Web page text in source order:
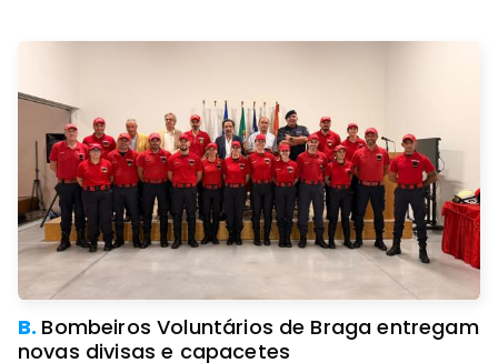
B. Bombeiros Voluntários de Braga entregam
novas divisas e capacetes